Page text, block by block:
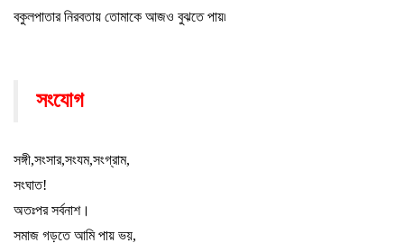
বকুলপাতার নিরবতায় তোমাকে আজও বুঝতে পায়৷
সংযোগ
সঙ্গী,সংসার,সংযম,সংগ্রাম,
সংঘাত!
অতঃপর সর্বনাশ।
সমাজ গড়তে আমি পায় ভয়,